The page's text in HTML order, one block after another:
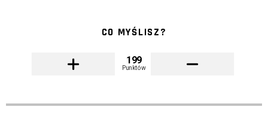
CO MYŚLISZ?
199
Punktów